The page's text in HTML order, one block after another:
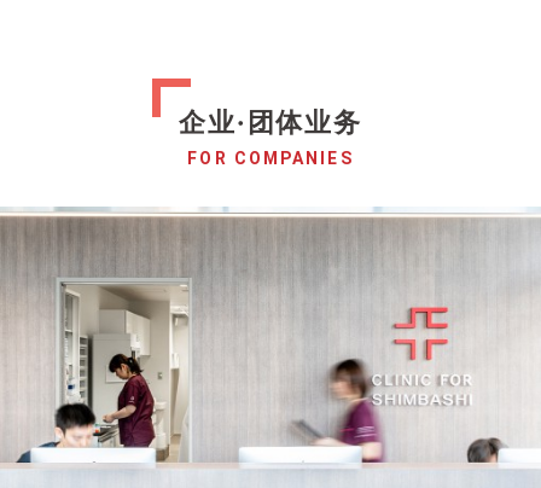
企业·团体业务
FOR COMPANIES